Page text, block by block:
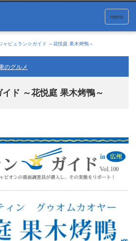
menu
ャピュラン☆ガイド ～花悦庭 果木烤鴨～
のグルメ
ド ～花悦庭 果木烤鴨～